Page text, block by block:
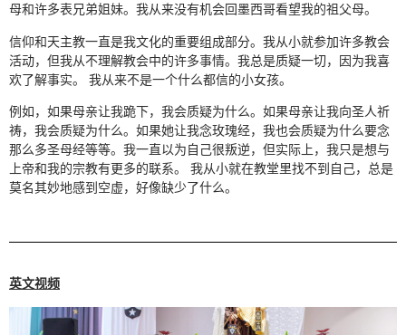
母和许多表兄弟姐妹。我从来没有机会回墨西哥看望我的祖父母。
信仰和天主教一直是我文化的重要组成部分。我从小就参加许多教会
活动，但我从不理解教会中的许多事情。我总是质疑一切，因为我喜
欢了解事实。 我从来不是一个什么都信的小女孩。
例如，如果母亲让我跪下，我会质疑为什么。如果母亲让我向圣人祈
祷，我会质疑为什么。如果她让我念玫瑰经，我也会质疑为什么要念
那么多圣母经等等。我一直以为自己很叛逆，但实际上，我只是想与
上帝和我的宗教有更多的联系。 我从小就在教堂里找不到自己，总是
莫名其妙地感到空虚，好像缺少了什么。
英文视频